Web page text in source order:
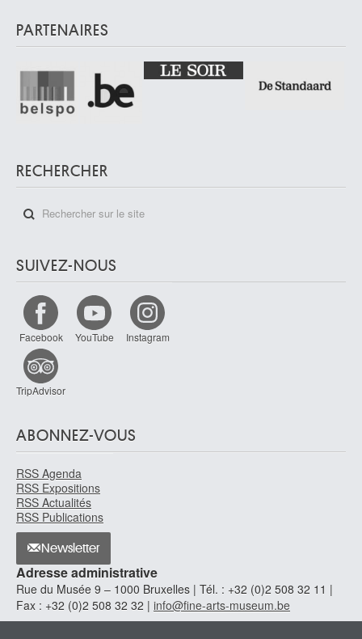
PARTENAIRES
RECHERCHER
SUIVEZ-NOUS
Facebook YouTube Instagram
TripAdvisor
ABONNEZ-VOUS
RSS Agenda
RSS Expositions
RSS Actualités
RSS Publications
Newsletter
Adresse administrative
Rue du Musée 9 – 1000 Bruxelles | Tél. : +32 (0)2 508 32 11 |
Fax : +32 (0)2 508 32 32 | info@fine-arts-museum.be